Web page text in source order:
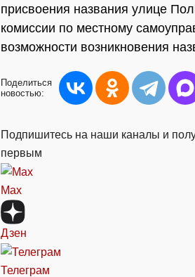
присвоения названия улице
комиссии по местному
возможности возникновения
Поделиться
новостью:
Подпишитесь на наши каналы и
первым
Max
Дзен
Телеграм